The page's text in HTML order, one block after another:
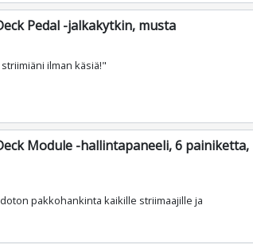
Pedal -jalkakytkin, musta
ilman käsiä!"
Module -hallintapaneeli, 6 painiketta,
pakkohankinta kaikille striimaajille ja